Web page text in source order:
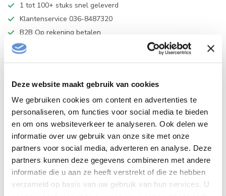
Deze website maakt gebruik van cookies
We gebruiken cookies om content en advertenties te
personaliseren, om functies voor social media te bieden
en om ons websiteverkeer te analyseren. Ook delen we
informatie over uw gebruik van onze site met onze
partners voor social media, adverteren en analyse. Deze
partners kunnen deze gegevens combineren met andere
informatie die u aan ze heeft verstrekt of die ze hebben
verzameld op basis van uw gebruik van hun services. U
1 tot 100+ stuks snel geleverd
Klantenservice 036-8487320
B2B Op rekening betalen
Heeft u een vraag over dit product?
Of heeft u hulp nodig bij het bestellen? Neem contact op
met onze klantenservice info@tvvloerstandaardshop.nl